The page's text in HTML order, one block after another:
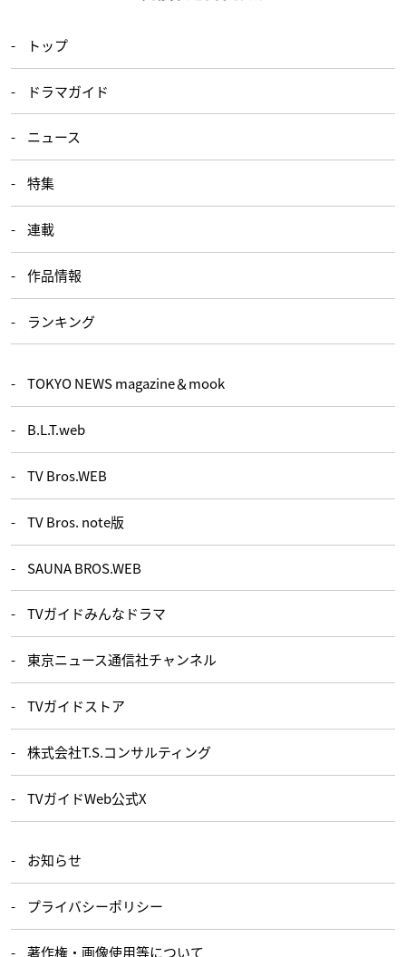
トップ
ドラマガイド
ニュース
特集
連載
作品情報
ランキング
TOKYO NEWS magazine＆mook
B.L.T.web
TV Bros.WEB
TV Bros. note版
SAUNA BROS.WEB
TVガイドみんなドラマ
東京ニュース通信社チャンネル
TVガイドストア
株式会社T.S.コンサルティング
TVガイドWeb公式X
お知らせ
プライバシーポリシー
著作権・画像使用等について